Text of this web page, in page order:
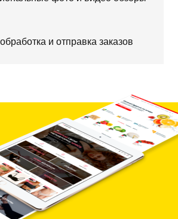
и отправка заказов